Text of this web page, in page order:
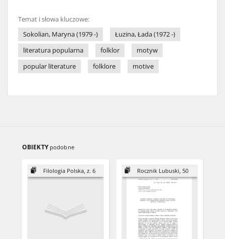
Temat i słowa kluczowe:
Sokolian, Maryna (1979 -)
Łuzina, Łada (1972 -)
literatura popularna
folklor
motyw
popular literature
folklore motive
OBIEKTY podobne
Filologia Polska, z. 6 Rocznik Lubuski, 50